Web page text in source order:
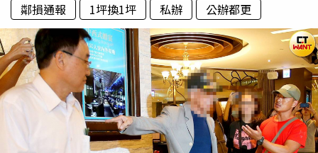
鄰損通報
1坪換1坪 私辦 公辦都更